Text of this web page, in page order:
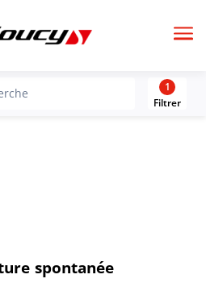
1
Filtrer
spontanée